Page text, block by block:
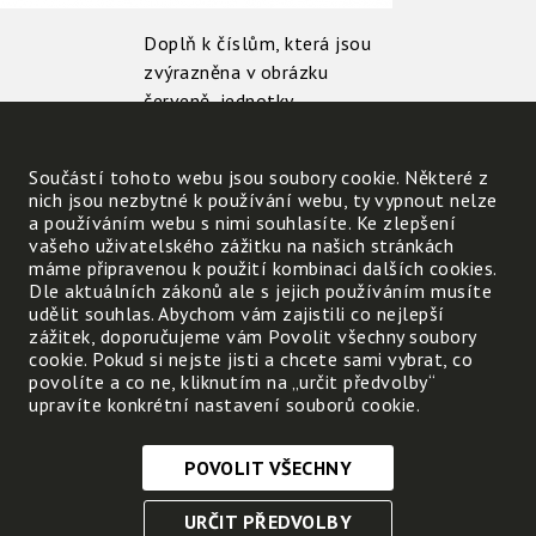
Doplň k číslům, která jsou
zvýrazněna v obrázku
červeně, jednotky
základní jednotka - sekunda.
1:
2:
3:
školy? Cesta do školy trvá
Součástí tohoto webu jsou soubory cookie. Některé z
nich jsou nezbytné k používání webu, ty vypnout nelze
a používáním webu s nimi souhlasíte. Ke zlepšení
vašeho uživatelského zážitku na našich stránkách
máme připravenou k použití kombinaci dalších cookies.
Dle aktuálních zákonů ale s jejich používáním musíte
udělit souhlas. Abychom vám zajistili co nejlepší
zážitek, doporučujeme vám Povolit všechny soubory
cookie. Pokud si nejste jisti a chcete sami vybrat, co
povolíte a co ne, kliknutím na „určit předvolby“
upravíte konkrétní nastavení souborů cookie.
Nezbytně nutné cookies
POVOLIT VŠECHNY
URČIT PŘEDVOLBY